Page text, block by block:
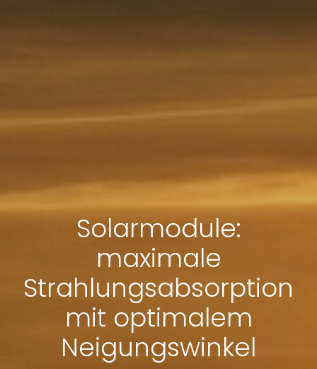
Solarmodule:
maximale
Strahlungsabsorption
mit optimalem
Neigungswinkel